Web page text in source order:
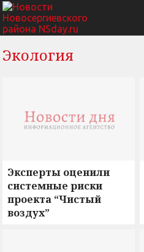
Экология
Эксперты оценили
системные риски
проекта “Чистый
воздух”